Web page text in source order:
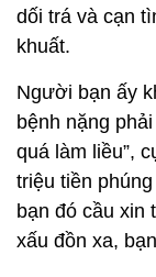
dối trá và cạn
khuất.
Người bạn ấy
bệnh nặng
quá làm liều”,
triệu tiền
bạn đó cầu xin
xấu đồn xa,